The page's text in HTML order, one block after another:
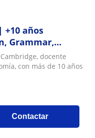
+10 años
Grammar,
docente
con más de 10 años
Contactar